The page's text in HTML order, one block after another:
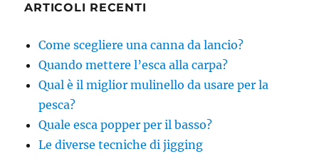
ARTICOLI RECENTI
Come scegliere una canna da lancio?
Quando mettere l’esca alla carpa?
Qual è il miglior mulinello da usare per la
pesca?
Quale esca popper per il basso?
Le diverse tecniche di jigging